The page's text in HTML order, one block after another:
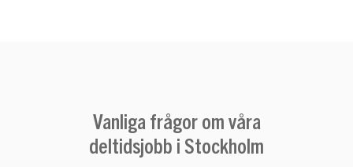
Vanliga frågor om våra
deltidsjobb i Stockholm